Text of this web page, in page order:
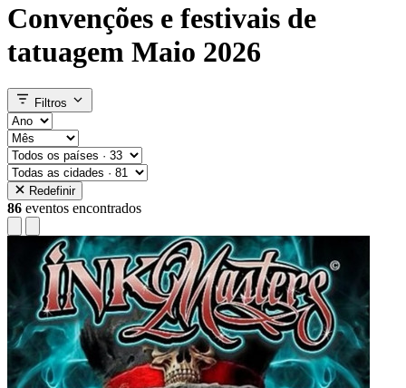
Convenções e festivais de
tatuagem Maio 2026
Filtros
Redefinir
86 eventos encontrados